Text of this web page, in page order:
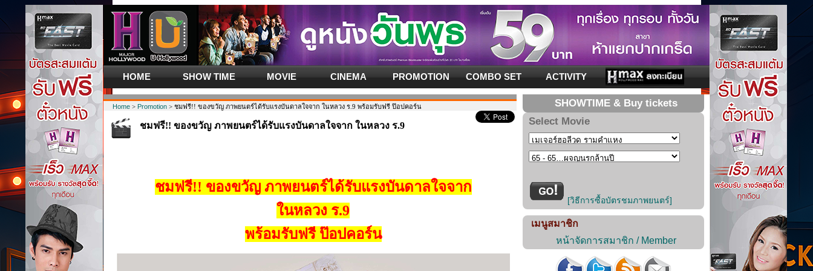
HOME SHOW TIME MOVIE CINEMA PROMOTION COMBO SET ACTIVITY
Home> Promotion> ชมฟรี!! ของขวัญ ภาพยนตร์ได้รับแรงบันดาลใจจาก ในหลวง ร.9 พร้อมรับฟรี ป๊อปคอร์น
ชมฟรี!! ของขวัญ ภาพยนตร์ได้รับแรงบันดาลใจจาก ในหลวง ร.9
ชมฟรี!! ของขวัญ ภาพยนตร์ได้รับแรงบันดาลใจจาก
ในหลวง ร.9
พร้อมรับฟรี ป๊อปคอร์น
SHOWTIME & Buy tickets
Select Movie
[วิธีการซื้อบัตรชมภาพยนตร์]
เมนูสมาชิก
หน้าจัดการสมาชิก / Member